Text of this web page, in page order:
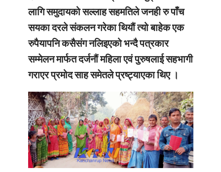
लागि समुदायको सल्लाह सहमतिले जनही रु पाँच
सयका दरले संकलन गरेका थियौं त्यो बाहेक एक
रुपैयापनि कसैसंग नलिइएको भन्दै पत्रकार
सम्मेलन मार्फत दर्जनौं महिला एवं पुरुषलाई सहभागी
गराएर प्रमोद साह समेतले प्रष्ट्याएका थिए ।